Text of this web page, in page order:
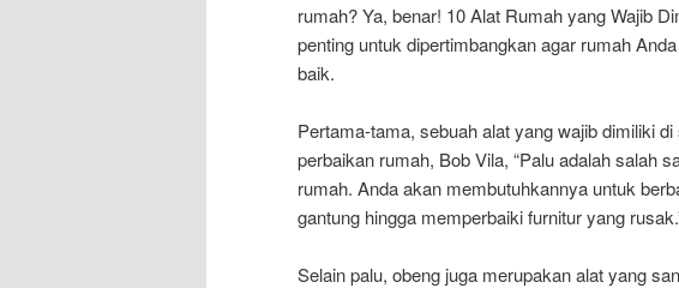
rumah? Ya, benar! 10 Alat Rumah yang Wajib
penting untuk dipertimbangkan agar rumah
baik.
Pertama-tama, sebuah alat yang wajib dimiliki
perbaikan rumah, Bob Vila, “Palu adalah salah
rumah. Anda akan membutuhkannya untuk
gantung hingga memperbaiki furnitur yang
Selain palu, obeng juga merupakan alat yang